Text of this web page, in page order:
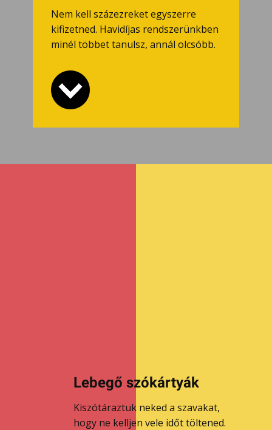
Nem kell százezreket egyszerre
kifizetned. Havidíjas rendszerünkben
minél többet tanulsz, annál olcsóbb.
Lebegő szókártyák
Kiszótáraztuk neked a szavakat,
hogy ne kelljen vele időt töltened.